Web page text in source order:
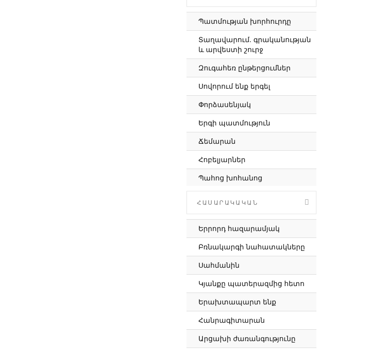
հետ
Ժառանգություն
Մեր գյուղի եկեղեցին
Մանուկ դպիրներ
Մյուռոնօրհնության
աղոթքներ
Օրվա խորհուրդը
Ապաշխարություն
Երեցկինը
Սուրբ մկրտություն.
հարցեր և
պատասխաններ
Հարցեր քահանային
Պողոսի թղթեր
Աստվածաշնչյան
դարձվածքներ
Յոթ մահացու մեղքեր
Գործք Առաքելոց
Շաբաթը եկեղեցու
կյանքում
Մյուռոնօրհնեք 2023
Պատմության խորհուրդը
Տաղավարում. գրականության
և արվեստի շուրջ
Զուգահեռ ընթերցումներ
Սովորում ենք երգել
Փորձասենյակ
Երգի պատմություն
Ճեմարան
Հոբելյարներ
Պահոց խոհանոց
Պատառիկներ հայ
գրականությունից
Վարպետներ
Երևան. հուշ և իրականություն
Երաժշտական հաղորդաշար
Նվիրյալ անձեր
Կադրից դուրս
Սիրելով
ՀԱՍԱՐԱԿԱԿԱՆ
Երրորդ հազարամյակ
Բռնակարգի նահատակները
Սահմանին
Կյանքը պատերազմից հետո
Երախտապարտ ենք
Հանրագիտարան
Արցախի ժառանգությունը